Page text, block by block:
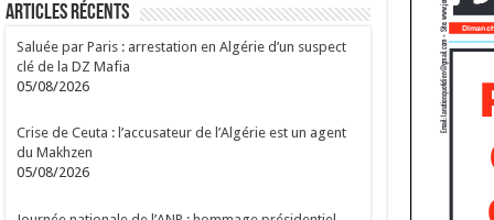
Articles Récents
Saluée par Paris : arrestation en Algérie d’un suspect
clé de la DZ Mafia
05/08/2026
Crise de Ceuta : l’accusateur de l’Algérie est un agent
du Makhzen
05/08/2026